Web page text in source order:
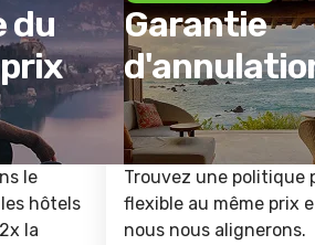
du
le
hôtels
la
Garantie
Trouvez une politique
flexible au même prix
nous nous alignerons.